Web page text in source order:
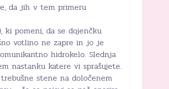
da jih v tem primeru
ki pomeni, da se dojenčku
votlino ne zapre in jo je
hidrokelo. Slednja
nastanku katere vi sprašujete.
stene na določenem